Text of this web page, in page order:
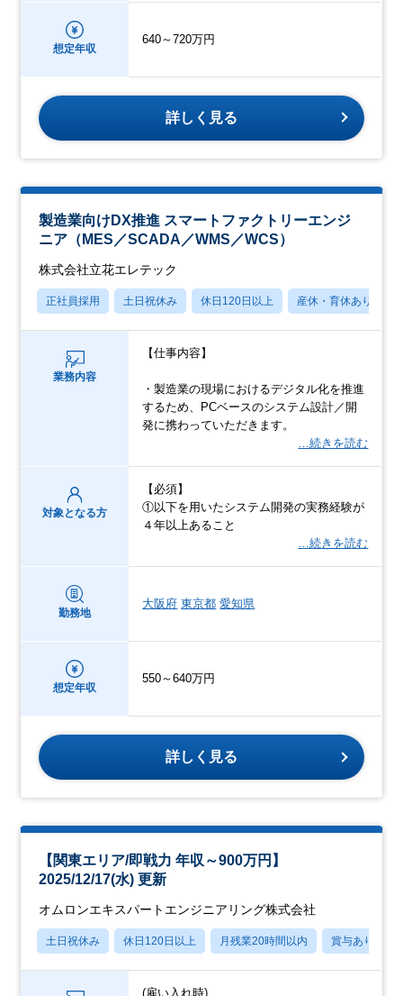
想定年収
640～720万円
詳しく見る
製造業向けDX推進 スマートファクトリーエンジ
ニア（MES／SCADA／WMS／WCS）
株式会社立花エレテック
正社員採用 土日祝休み 休日120日以上 産休・育休あり
業務内容
【仕事内容】
・製造業の現場におけるデジタル化を推進
するため、PCベースのシステム設計／開
発に携わっていただきます。
…続きを読む
対象となる方
【必須】
①以下を用いたシステム開発の実務経験が
４年以上あること
…続きを読む
勤務地
大阪府 東京都 愛知県
想定年収
550～640万円
詳しく見る
【関東エリア/即戦力 年収～900万円】
2025/12/17(水) 更新
オムロンエキスパートエンジニアリング株式会社
土日祝休み 休日120日以上 月残業20時間以内 賞与あり
(雇い入れ時)